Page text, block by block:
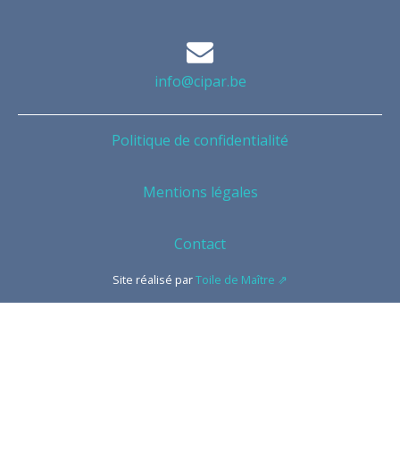
info@cipar.be
Politique de confidentialité
Mentions légales
Contact
Site réalisé parToile de Maître ⇗